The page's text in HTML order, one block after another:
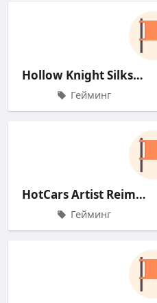
Hollow Knight Silksong: DPS Anal
Гейминг
HotCars Artist Reimagines 1973 F
Гейминг